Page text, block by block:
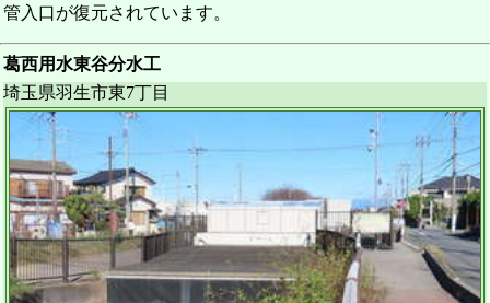
管入口が復元されています。
葛西用水東谷分水工
埼玉県羽生市東7丁目